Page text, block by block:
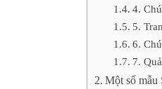
4.
5.
6.
7.
Một số mẫu